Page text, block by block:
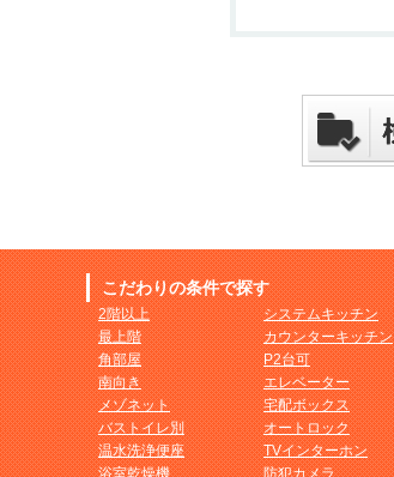
こだわりの条件で探す
2階以上
最上階
角部屋
南向き
メゾネット
バストイレ別
温水洗浄便座
浴室乾燥機
システムキッチン
カウンターキッチン
P2台可
エレベーター
宅配ボックス
オートロック
TVインターホン
防犯カメラ